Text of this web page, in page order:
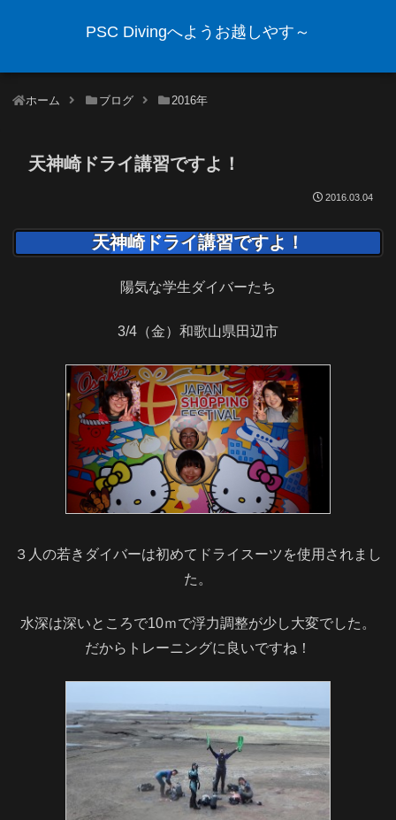
PSC Divingへようお越しやす～
ホーム ブログ 2016年
天神崎ドライ講習ですよ！
2016.03.04
天神崎ドライ講習ですよ！
陽気な学生ダイバーたち
3/4（金）和歌山県田辺市
３人の若きダイバーは初めてドライスーツを使用されまし
た。
水深は深いところで10ｍで浮力調整が少し大変でした。
だからトレーニングに良いですね！